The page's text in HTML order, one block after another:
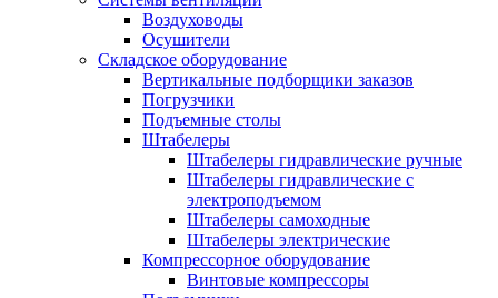
Воздуховоды
Осушители
Складское оборудование
Вертикальные подборщики заказов
Погрузчики
Подъемные столы
Штабелеры
Штабелеры гидравлические ручные
Штабелеры гидравлические с
электроподъемом
Штабелеры самоходные
Штабелеры электрические
Компрессорное оборудование
Винтовые компрессоры